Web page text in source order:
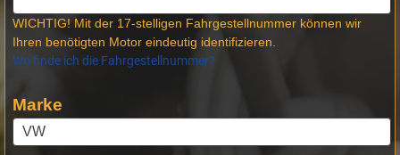
WICHTIG! Mit der 17-stelligen Fahrgestellnummer können wir
Ihren benötigten Motor eindeutig identifizieren.
Wo finde ich die Fahrgestellnummer?
Marke